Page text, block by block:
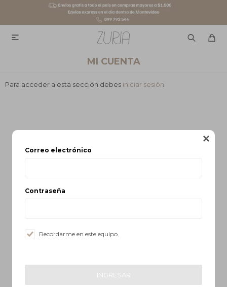

Correo electrónico
Contraseña
Recordarme en este equipo.
INGRESAR

MI CUENTA
Para acceder a esta sección debes iniciar sesión